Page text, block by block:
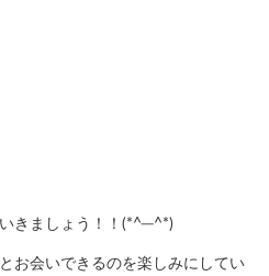
きましょう！！(*^─^*)
お会いできるのを楽しみにしてい